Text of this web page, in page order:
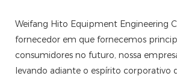
Weifang Hito Equipment Engineering
fornecedor em que fornecemos
consumidores no futuro, nossa
levando adiante o espírito corporativo